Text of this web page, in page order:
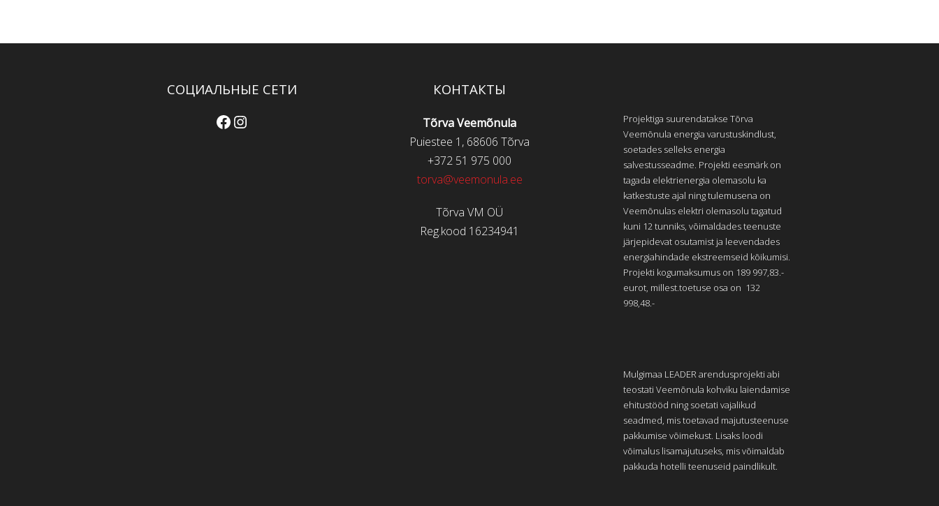
СОЦИАЛЬНЫЕ СЕТИ
Facebook
Instagram
КОНТАКТЫ
Tõrva Veemõnula
Puiestee 1, 68606 Tõrva
+372 51 975 000
torva@veemonula.ee
Tõrva VM OÜ
Reg.kood 16234941
Projektiga suurendatakse Tõrva
Veemõnula energia varustuskindlust,
soetades selleks energia
salvestusseadme. Projekti eesmärk on
tagada elektrienergia olemasolu ka
katkestuste ajal ning tulemusena on
Veemõnulas elektri olemasolu tagatud
kuni 12 tunniks, võimaldades teenuste
järjepidevat osutamist ja leevendades
energiahindade ekstreemseid kõikumisi.
Projekti kogumaksumus on 189 997,83.-
eurot, millest.toetuse osa on 132
998,48.-
Mulgimaa LEADER arendusprojekti abi
teostati Veemõnula kohviku laiendamise
ehitustööd ning soetati vajalikud
seadmed, mis toetavad majutusteenuse
pakkumise võimekust. Lisaks loodi
võimalus lisamajutuseks, mis võimaldab
pakkuda hotelli teenuseid paindlikult.